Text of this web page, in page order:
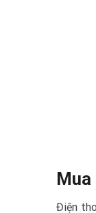
Mua
Điện